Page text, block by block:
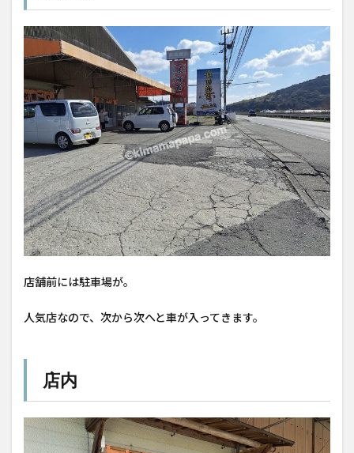
店舗前には駐車場が。
人気店なので、次から次へと車が入ってきます。
店内